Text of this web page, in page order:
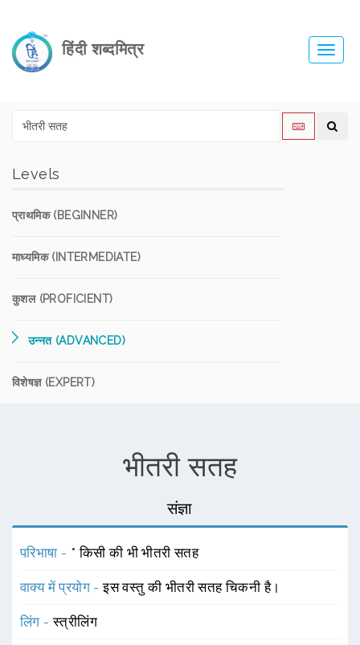
हिंदी शब्दमित्र
Levels
प्राथमिक (BEGINNER)
माध्यमिक (INTERMEDIATE)
कुशल (PROFICIENT)
उन्नत (ADVANCED)
विशेषज्ञ (EXPERT)
भीतरी सतह
संज्ञा
परिभाषा - * किसी की भी भीतरी सतह
वाक्य में प्रयोग -इस वस्तु की भीतरी सतह चिकनी है।
लिंग -स्त्रीलिंग